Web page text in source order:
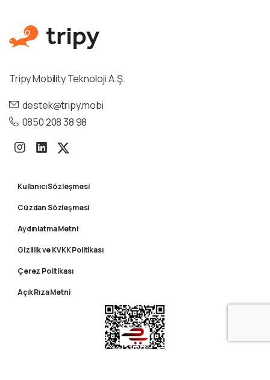
Tripy Mobility Teknoloji A.Ş.
destek@tripy.mobi
0850 208 38 98
Kullanıcı Sözleşmesi
Cüzdan Sözleşmesi
Aydınlatma Metni
Gizlilik ve KVKK Politikası
Çerez Politikası
Açık Rıza Metni